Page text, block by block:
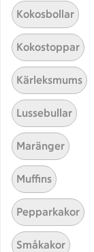
Testa att
Kokosbollar
Kokostoppar
Kärleksmums
Lussebullar
Maränger
Muffins
Pepparkakor
Småkakor